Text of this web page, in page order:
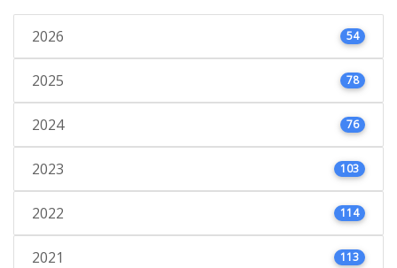
2026 54
2025 78
2024 76
2023 103
2022 114
2021 113